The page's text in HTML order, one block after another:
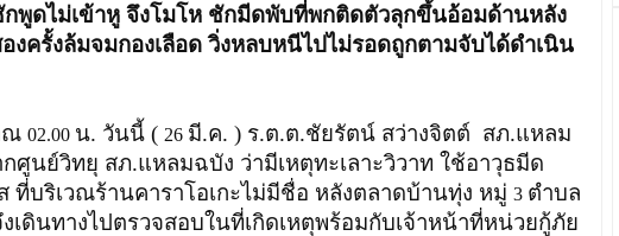
พูดไม่เข้าหู จึงโมโห ชักมีดพับที่พกติดตัวลุกขึ้นอ้อมด้านหลัง
งครั้งล้มจมกองเลือด วิ่งหลบหนีไปไม่รอดถูกตามจับได้ดำเนิน
02.00 น. วันนี้ ( 26 มี.ค. ) ร.ต.ต.ชัยรัตน์ สว่างจิตต์ สภ.แหลม
ศูนย์วิทยุ สภ.แหลมฉบัง ว่ามีเหตุทะเลาะวิวาท ใช้อาวุธมีด
ที่บริเวณร้านคาราโอเกะไม่มีชื่อ หลังตลาดบ้านทุ่ง หมู่ 3 ตำบล
เดินทางไปตรวจสอบในที่เกิดเหตุพร้อมกับเจ้าหน้าที่หน่วยกู้ภัย